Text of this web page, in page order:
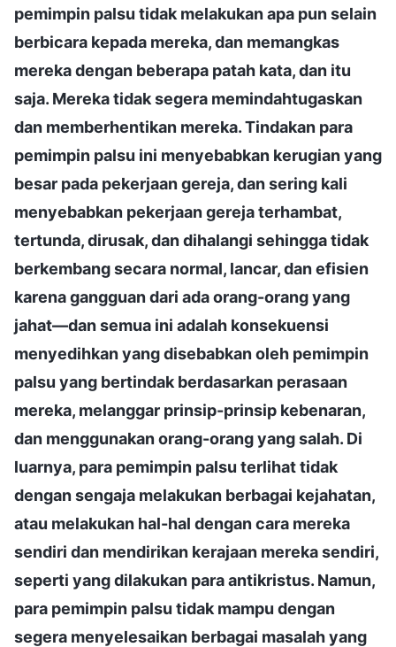
pemimpin palsu tidak melakukan apa pun selain
berbicara kepada mereka, dan memangkas
mereka dengan beberapa patah kata, dan itu
saja. Mereka tidak segera memindahtugaskan
dan memberhentikan mereka. Tindakan para
pemimpin palsu ini menyebabkan kerugian yang
besar pada pekerjaan gereja, dan sering kali
menyebabkan pekerjaan gereja terhambat,
tertunda, dirusak, dan dihalangi sehingga tidak
berkembang secara normal, lancar, dan efisien
karena gangguan dari ada orang-orang yang
jahat—dan semua ini adalah konsekuensi
menyedihkan yang disebabkan oleh pemimpin
palsu yang bertindak berdasarkan perasaan
mereka, melanggar prinsip-prinsip kebenaran,
dan menggunakan orang-orang yang salah. Di
luarnya, para pemimpin palsu terlihat tidak
dengan sengaja melakukan berbagai kejahatan,
atau melakukan hal-hal dengan cara mereka
sendiri dan mendirikan kerajaan mereka sendiri,
seperti yang dilakukan para antikristus. Namun,
para pemimpin palsu tidak mampu dengan
segera menyelesaikan berbagai masalah yang